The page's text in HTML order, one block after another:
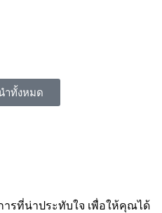
ำทั้งหมด
ารที่น่าประทับใจ เพื่อให้คุณได้